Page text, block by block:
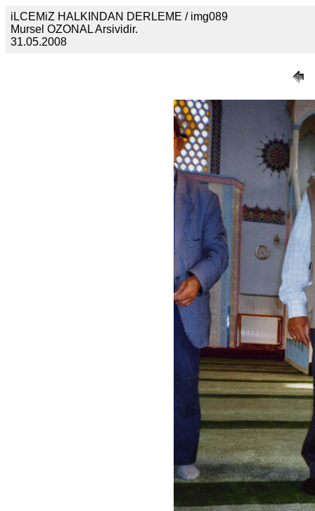
iLCEMiZ HALKINDAN DERLEME / img089
Mursel OZONAL Arsividir.
31.05.2008